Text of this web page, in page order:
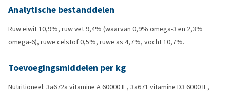
Analytische bestanddelen
Ruw eiwit 10,9%, ruw vet 9,4% (waarvan 0,9% omega-3 en 2,3%
omega-6), ruwe celstof 0,5%, ruwe as 4,7%, vocht 10,7%.
Toevoegingsmiddelen per kg
Nutritioneel: 3a672a vitamine A 60000 IE, 3a671 vitamine D3 6000 IE,